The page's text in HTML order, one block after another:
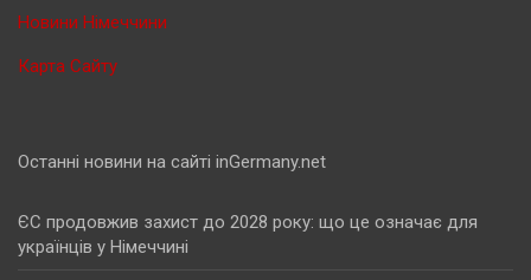
Новини Німеччини
Карта Сайту
Останні новини на сайті inGermany.net
ЄС продовжив захист до 2028 року: що це означає для
українців у Німеччині